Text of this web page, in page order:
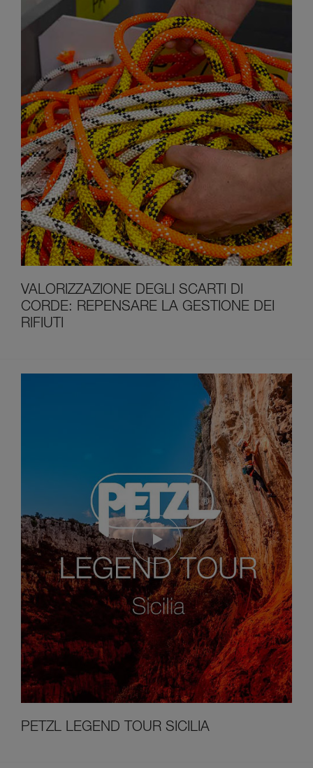
VALORIZZAZIONE DEGLI SCARTI DI
CORDE: REPENSARE LA GESTIONE DEI
RIFIUTI
PETZL LEGEND TOUR SICILIA